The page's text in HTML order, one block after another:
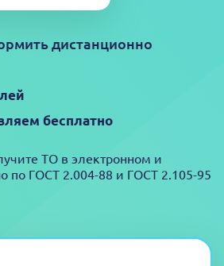
дистанционно
бесплатно
ТО в электронном и
по ГОСТ 2.004-88 и ГОСТ 2.105-95